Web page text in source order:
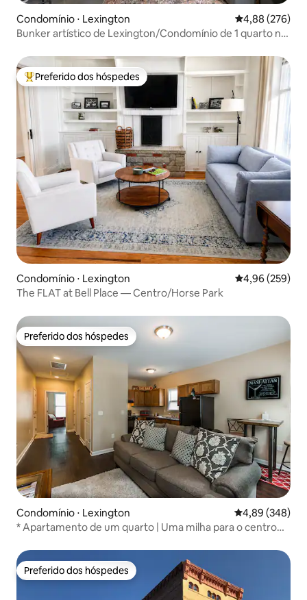
Condomínio ⋅ Lexington 4,88 de uma
4,88 (276)
Bunker artístico de Lexington/Condomínio de 1 quarto no
Entre os melhores preferidos dos hóspedes
Preferido dos hóspedes
Condomínio ⋅ Lexington 4,96 de uma
4,96 (259)
The FLAT at Bell Place — Centro/Horse Park
Preferido dos hóspedes
Preferido dos hóspedes
Condomínio ⋅ Lexington 4,89 de uma
4,89 (348)
* Apartamento de um quarto | Uma milha para o centro
Preferido dos hóspedes
Preferido dos hóspedes